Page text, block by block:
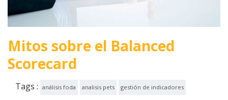
Mitos sobre el Balanced
Scorecard
Tags : análisis foda analisis pets gestión de indicadores